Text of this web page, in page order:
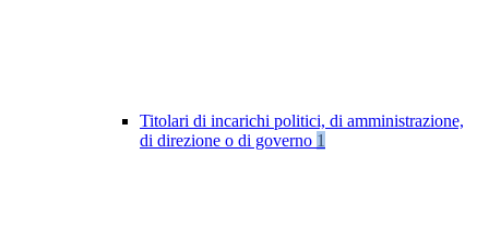
Titolari di incarichi politici, di amministrazione,
di direzione o di governo 1